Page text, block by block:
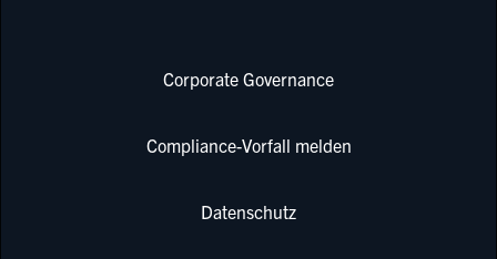
Corporate Governance
Compliance-Vorfall melden
Datenschutz